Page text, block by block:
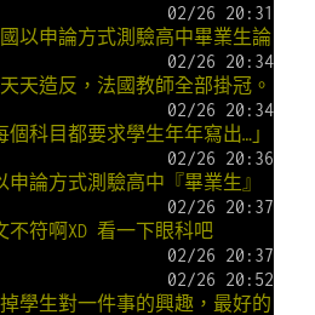
02/26 20:31
以申論方式測驗高中畢業生論
02/26 20:34
天造反，法國教師全部掛冠。
02/26 20:34
科目都要求學生年年寫出…」
02/26 20:36
論方式測驗高中『畢業生』
02/26 20:37
不符啊XD 看一下眼科吧
02/26 20:37
02/26 20:52
學生對一件事的興趣，最好的